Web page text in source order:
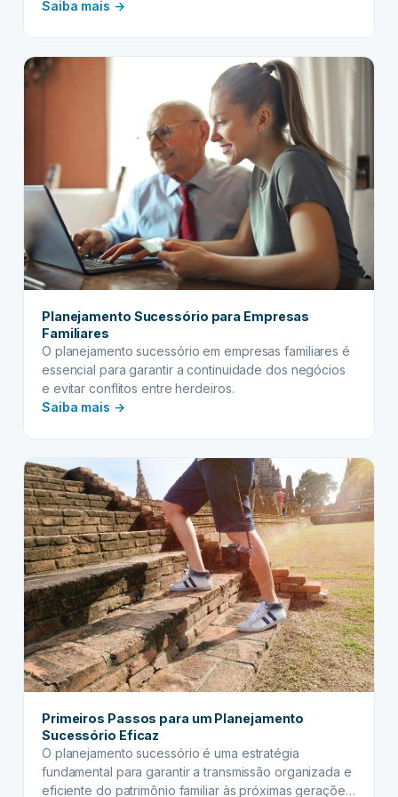
garantindo a preservação dos bens familiares e a
planejar a sucessão tornou-se fundamental para
proteger o legado familiar e assegurar…
Saiba mais →:
Planejamento Sucessório para Empresas
Familiares
O planejamento sucessório em empresas familiares é
essencial para garantir a continuidade dos negócios
e evitar conflitos entre herdeiros.
Saiba mais →:
para
Empresas
Familiares
Primeiros Passos para um Planejamento
Sucessório Eficaz
O planejamento sucessório é uma estratégia
fundamental para garantir a transmissão organizada e
eficiente do patrimônio familiar às próximas gerações,